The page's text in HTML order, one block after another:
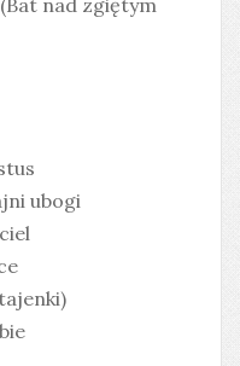
nad zgiętym
ubogi